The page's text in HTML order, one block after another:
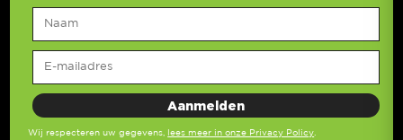
Wij respecteren uw gegevens, lees meer in onze Privacy Policy.